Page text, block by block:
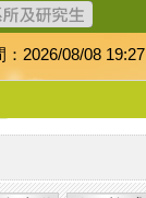
2026/08/08 19:27